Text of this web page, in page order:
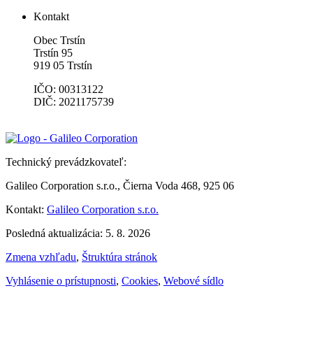
Kontakt
Obec Trstín
Trstín 95
919 05 Trstín
IČO: 00313122
DIČ: 2021175739
Technický prevádzkovateľ:
Galileo Corporation s.r.o., Čierna Voda 468, 925 06
Kontakt: Galileo Corporation s.r.o.
Posledná aktualizácia: 5. 8. 2026
Zmena vzhľadu, Štruktúra stránok
Vyhlásenie o prístupnosti, Cookies, Webové sídlo